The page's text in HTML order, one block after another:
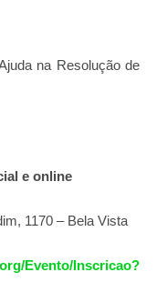
na Resolução de
e online
1170 – Bela Vista
Evento/Inscricao?